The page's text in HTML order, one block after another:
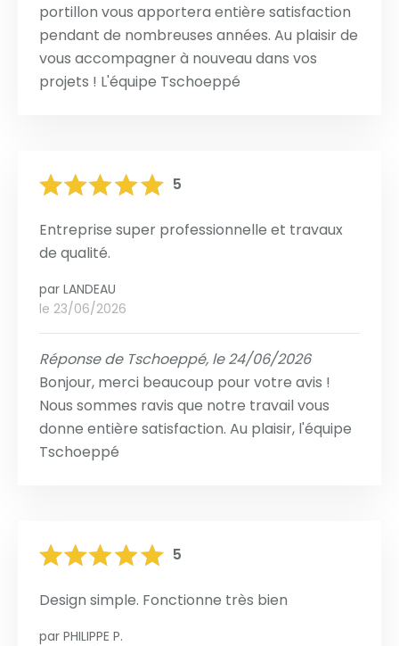
portillon vous apportera entière satisfaction
pendant de nombreuses années. Au plaisir de
vous accompagner à nouveau dans vos
projets ! L'équipe Tschoeppé
5
Entreprise super professionnelle et travaux
de qualité.
par LANDEAU
le 23/06/2026
Réponse de Tschoeppé, le 24/06/2026
Bonjour, merci beaucoup pour votre avis !
Nous sommes ravis que notre travail vous
donne entière satisfaction. Au plaisir, l'équipe
Tschoeppé
5
Design simple. Fonctionne très bien
par PHILIPPE P.